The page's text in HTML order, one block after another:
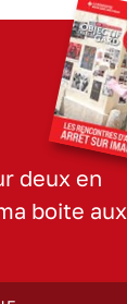
deux en
boite aux